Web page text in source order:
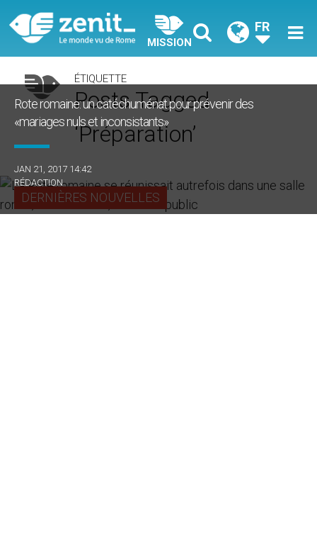
MISSION
FR
ÉTIQUETTE
Posts Tagged
‘préparation’
DERNIÈRES NOUVELLES
Rote romaine: un catéchuménat pour prévenir des
«mariages nuls et inconsistants»
JAN 21, 2017 14:42
RÉDACTION